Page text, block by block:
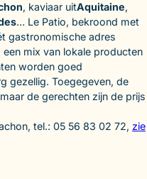
, kaviaar uitAquitaine,
… Le Patio, bekroond met
gastronomische adres
een mix van lokale producten
worden goed
gezellig. Toegegeven, de
de gerechten zijn de prijs
tel.: 05 56 83 02 72, zie